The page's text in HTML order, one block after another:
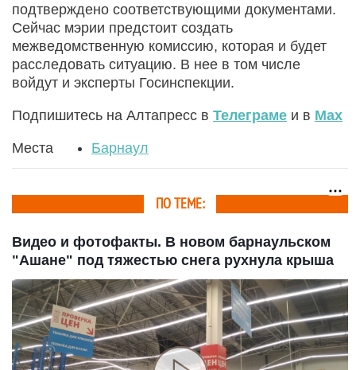
подтверждено соответствующими документами.
Сейчас мэрии предстоит создать
межведомственную комиссию, которая и будет
расследовать ситуацию. В нее в том числе
войдут и эксперты Госинспекции.
Подпишитесь на Алтапресс в Телеграме и в Max
Места Барнаул
ПО ТЕМЕ:
Видео и фотофакты. В новом барнаульском
"Ашане" под тяжестью снега рухнула крыша